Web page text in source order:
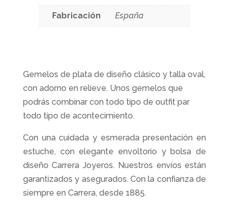
Fabricación España
Gemelos de plata de diseño clásico y talla oval,
con adorno en relieve. Unos gemelos que
podrás combinar con todo tipo de outfit par
todo tipo de acontecimiento.
Con una cuidada y esmerada presentación en
estuche, con elegante envoltorio y bolsa de
diseño Carrera Joyeros. Nuestros envíos están
garantizados y asegurados. Con la confianza de
siempre en Carrera, desde 1885.